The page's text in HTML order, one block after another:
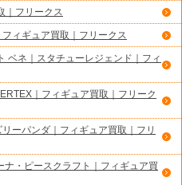
｜フリークス
ィギュア買取｜フリークス
ベネ｜スタチューレジェンド｜フィ
｜フィギュア買取｜フリーク
ーパンダ｜フィギュア買取｜フリ
・ピースクラフト｜フィギュア買